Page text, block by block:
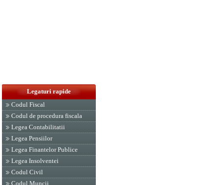
Legaturi rapide
Codul Fiscal
Codul de procedura fiscala
Legea Contabilitatii
Legea Pensiilor
Legea Finantelor Publice
Legea Insolventei
Codul Civil
Codul Muncii